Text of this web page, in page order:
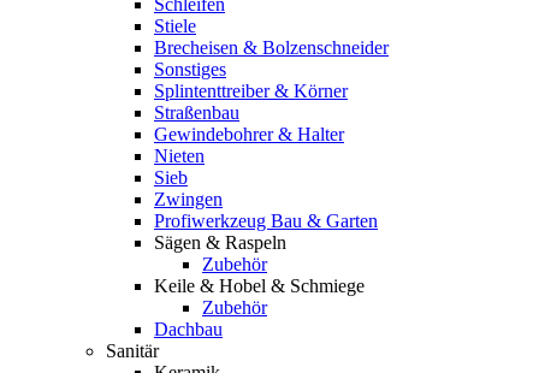
Schleifen
Stiele
Brecheisen & Bolzenschneider
Sonstiges
Splintenttreiber & Körner
Straßenbau
Gewindebohrer & Halter
Nieten
Sieb
Zwingen
Profiwerkzeug Bau & Garten
Sägen & Raspeln
Zubehör
Keile & Hobel & Schmiege
Zubehör
Dachbau
Sanitär